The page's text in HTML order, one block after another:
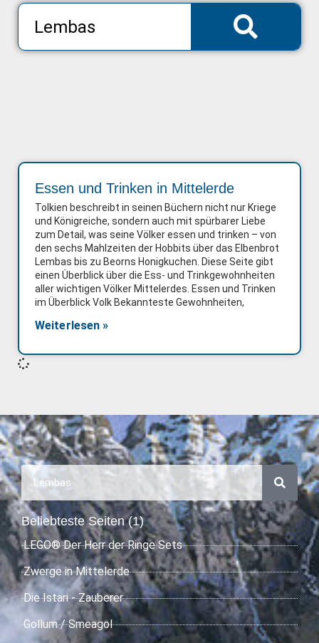
Essen und Trinken in Mittelerde
Tolkien beschreibt in seinen Büchern nicht nur Kriege
und Königreiche, sondern auch mit spürbarer Liebe
zum Detail, was seine Völker essen und trinken – von
den sechs Mahlzeiten der Hobbits über das Elbenbrot
Lembas bis zu Beorns Honigkuchen. Diese Seite gibt
einen Überblick über die Ess- und Trinkgewohnheiten
aller wichtigen Völker Mittelerdes. Essen und Trinken
im Überblick Volk Bekannteste Gewohnheiten,
Weiterlesen »
Beliebteste Seiten (1)
LEGO® Der Herr der Ringe Sets
Zwerge in Mittelerde
Die Istari - Zauberer
Gollum / Smeagol